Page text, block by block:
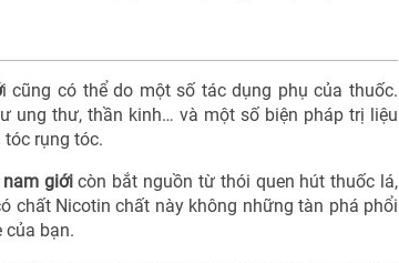
i cũng có thể do một số tác dụng phụ của thuốc.
ung thư, thần kinh… và một số biện pháp trị liệu
tóc rụng tóc.
giớicòn bắt nguồn từ thói quen hút thuốc lá,
chất Nicotin chất này không những tàn phá phổi
của bạn.